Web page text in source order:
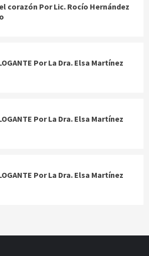
corazón Por Lic. Rocío Hernández
Por La Dra. Elsa Martínez
Por La Dra. Elsa Martínez
Por La Dra. Elsa Martínez